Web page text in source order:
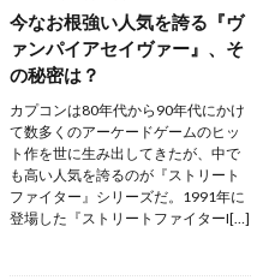
今なお根強い人気を誇る『ヴ
ァンパイアセイヴァー』、そ
の秘密は？
カプコンは80年代から90年代にかけ
て数多くのアーケードゲームのヒッ
ト作を世に生み出してきたが、中で
も高い人気を誇るのが『ストリート
ファイター』シリーズだ。1991年に
登場した『ストリートファイターI[…]